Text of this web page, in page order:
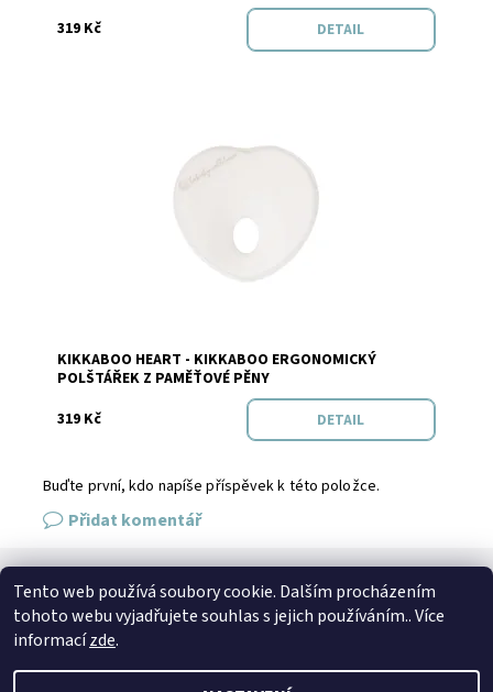
319 Kč
DETAIL
Skladem
Značka: KikkaBoo
KIKKABOO HEART - KIKKABOO ERGONOMICKÝ
POLŠTÁŘEK Z PAMĚŤOVÉ PĚNY
319 Kč
DETAIL
Buďte první, kdo napíše příspěvek k této položce.
Přidat komentář
SPOJTE SE S NÁMI
Kontakt
Tento web používá soubory cookie. Dalším procházením
tohoto webu vyjadřujete souhlas s jejich používáním.. Více
informacízde.